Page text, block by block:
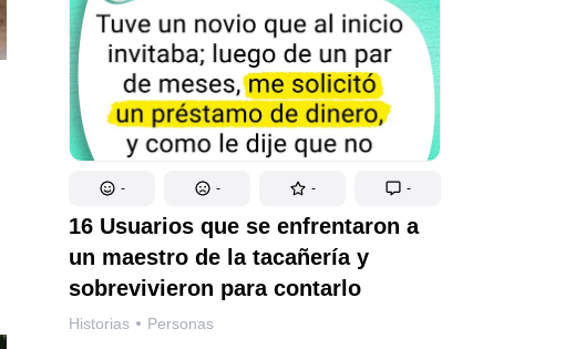
- - - -
16 Usuarios que se enfrentaron a
un maestro de la tacañería y
sobrevivieron para contarlo
Historias Personas